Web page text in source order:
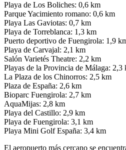
Playa de Los Boliches: 0,6 km
Parque Yacimiento romano: 0,6 km
Playa Las Gaviotas: 0,7 km
Playa de Torreblanca: 1,3 km
Puerto deportivo de Fuengirola: 1,9
Playa de Carvajal: 2,1 km
Salón Varietés Theatre: 2,2 km
Playas de la Provincia de Málaga: 2,3
La Plaza de los Chinorros: 2,5 km
Plaza de España: 2,6 km
Bioparc Fuengirola: 2,7 km
AquaMijas: 2,8 km
Playa del Castillo: 2,9 km
Playa de Fuengirola: 3,1 km
Playa Mini Golf España: 3,4 km
El aeropuerto más cercano se